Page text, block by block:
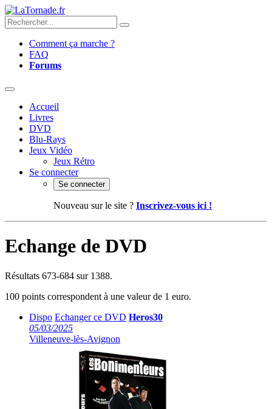
Comment ça marche ?
FAQ
Forums
Accueil
Livres
DVD
Blu-Rays
Jeux Vidéo
Jeux Rétro
Se connecter
Se connecter
Nouveau sur le site ? Inscrivez-vous ici !
Echange de DVD
Résultats 673-684 sur 1388.
100 points correspondent à une valeur de 1 euro.
Dispo Echanger ce DVD Heros30
05/03/2025
Villeneuve-lès-Avignon